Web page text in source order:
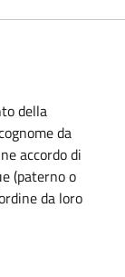
della
da
accordo di
(paterno o
da loro